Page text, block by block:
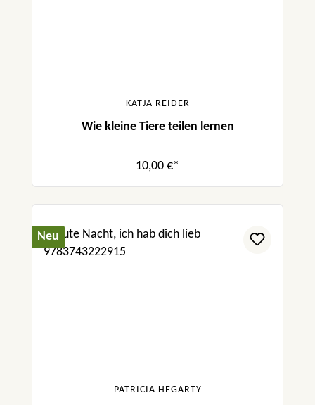
KATJA REIDER
Wie kleine Tiere teilen lernen
10,00 €*
Neu
PATRICIA HEGARTY